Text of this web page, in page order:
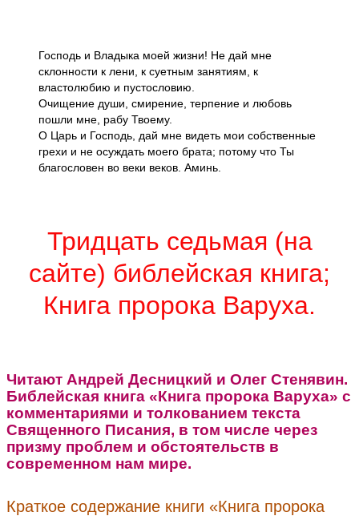
Господь и Владыка моей жизни! Не дай мне
склонности к лени, к суетным занятиям, к
властолюбию и пустословию.
Очищение души, смирение, терпение и любовь
пошли мне, рабу Твоему.
О Царь и Господь, дай мне видеть мои собственные
грехи и не осуждать моего брата; потому что Ты
благословен во веки веков. Аминь.
Тридцать седьмая (на
сайте) библейская книга;
Книга пророка Варуха.
Читают Андрей Десницкий и Олег Стенявин.
Библейская книга «Книга пророка Варуха» с
комментариями и толкованием текста
Священного Писания, в том числе через
призму проблем и обстоятельств в
современном нам мире.
Краткое содержание книги «Книга пророка